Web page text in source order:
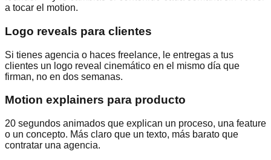
a tocar el motion.
Logo reveals para clientes
Si tienes agencia o haces freelance, le entregas a tus
clientes un logo reveal cinemático en el mismo día que
firman, no en dos semanas.
Motion explainers para producto
20 segundos animados que explican un proceso, una feature
o un concepto. Más claro que un texto, más barato que
contratar una agencia.